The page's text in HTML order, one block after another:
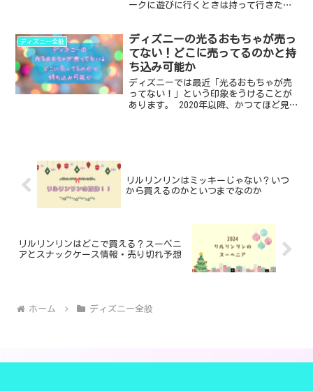
ークに遊びに行くときは持って行きたい
ね。 折りたたみできるポップコーンケー
スもありますが、販売...
ディズニー全般
ディズニーの光るおもちゃが売っ
てない！どこに売ってるのかと持
ち込み可能か
ディズニーでは最近「光るおもちゃが売
ってない！」という印象をうけることが
あります。 2020年以降、かつてほど見
リルリンリンはミッキーじゃない？いつ
から買えるのかといつまでなのか
リルリンリンはどこで買える？スーベニ
アとスナックケース情報・売り切れ予想
ホーム ディズニー全般